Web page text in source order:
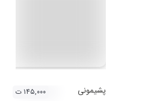
پشیمونی ۱۴۵,۰۰۰ ت